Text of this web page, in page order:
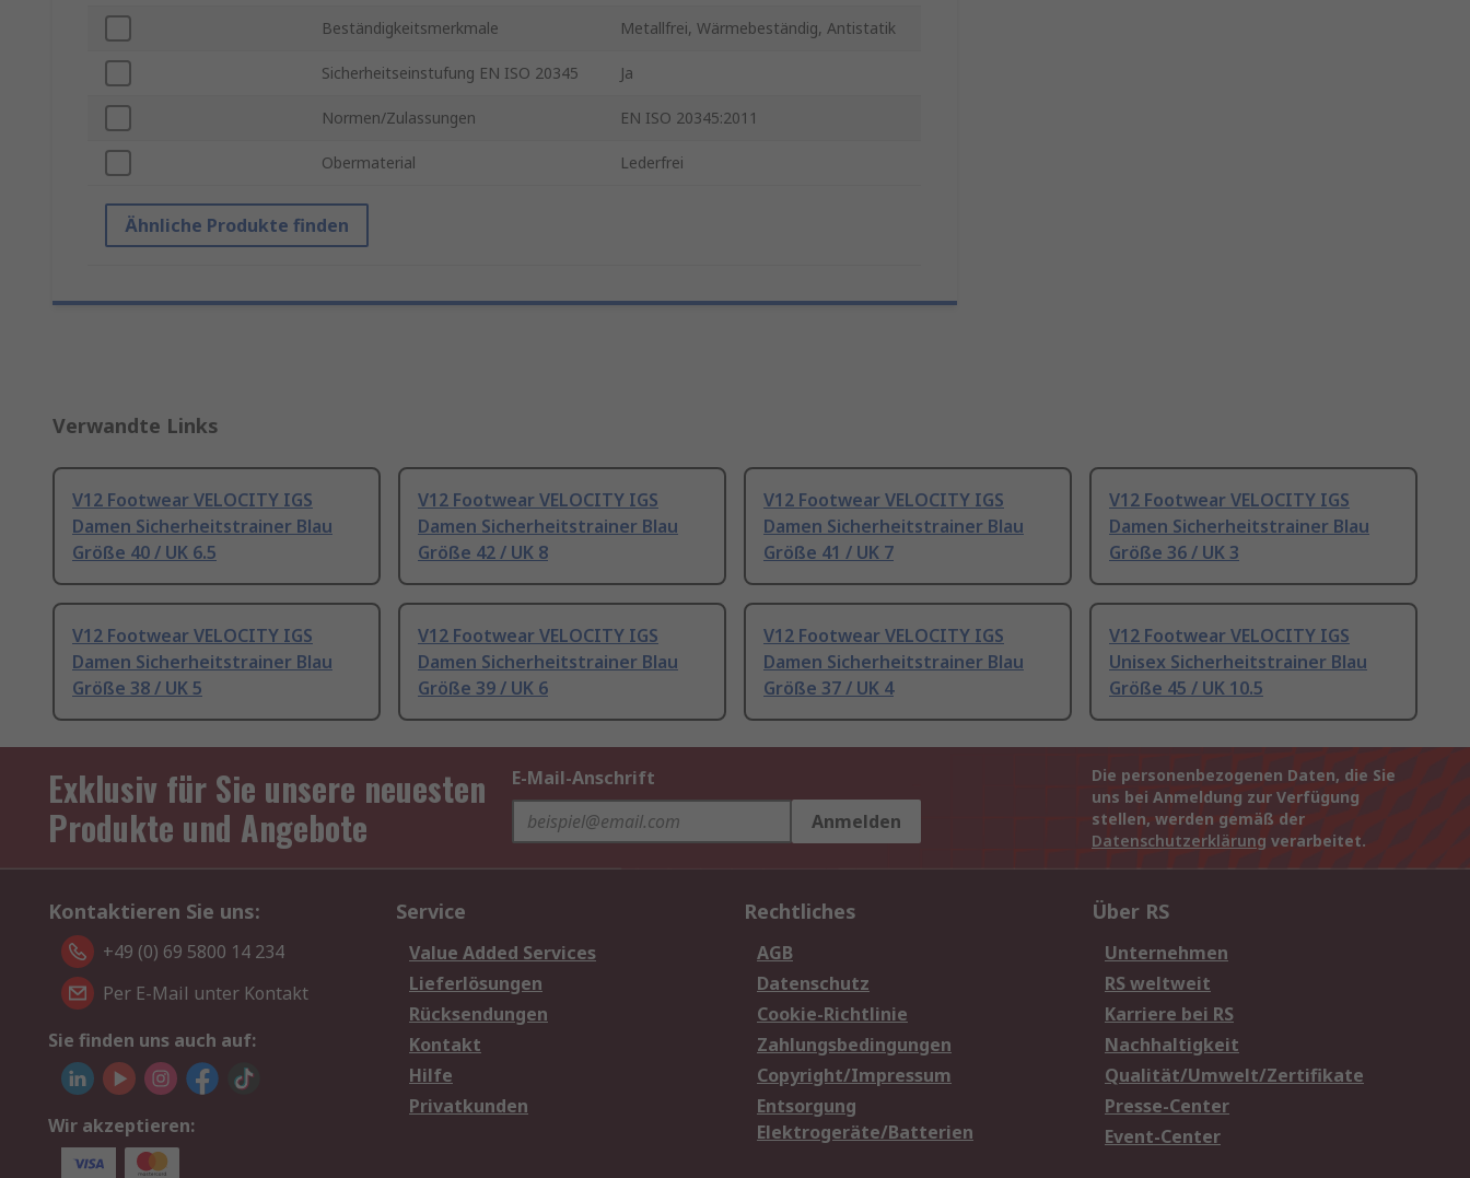
Beständigkeitsmerkmale Metallfrei, Wärmebeständig, Antistatik
Sicherheitseinstufung EN ISO 20345 Ja
Normen/Zulassungen EN ISO 20345:2011
Obermaterial Lederfrei
Ähnliche Produkte finden
Verwandte Links
V12 Footwear VELOCITY IGS
Damen Sicherheitstrainer Blau
Größe 40 / UK 6.5
V12 Footwear VELOCITY IGS
Damen Sicherheitstrainer Blau
Größe 42 / UK 8
V12 Footwear VELOCITY IGS
Damen Sicherheitstrainer Blau
Größe 41 / UK 7
V12 Footwear VELOCITY IGS
Damen Sicherheitstrainer Blau
Größe 36 / UK 3
V12 Footwear VELOCITY IGS
Damen Sicherheitstrainer Blau
Größe 38 / UK 5
V12 Footwear VELOCITY IGS
Damen Sicherheitstrainer Blau
Größe 39 / UK 6
V12 Footwear VELOCITY IGS
Damen Sicherheitstrainer Blau
Größe 37 / UK 4
V12 Footwear VELOCITY IGS
Unisex Sicherheitstrainer Blau
Größe 45 / UK 10.5
Exklusiv für Sie unsere neuesten
Produkte und Angebote
E-Mail-Anschrift
Anmelden
Die personenbezogenen Daten, die Sie
uns bei Anmeldung zur Verfügung
stellen, werden gemäß der
Datenschutzerklärung verarbeitet.
Kontaktieren Sie uns:
+49 (0) 69 5800 14 234
Per E-Mail unter Kontakt
Sie finden uns auch auf:
Wir akzeptieren:
Service
Value Added Services
Lieferlösungen
Rücksendungen
Kontakt
Hilfe
Privatkunden
Rechtliches
AGB
Datenschutz
Cookie-Richtlinie
Zahlungsbedingungen
Copyright/Impressum
Entsorgung
Elektrogeräte/Batterien
Über RS
Unternehmen
RS weltweit
Karriere bei RS
Nachhaltigkeit
Qualität/Umwelt/Zertifikate
Presse-Center
Event-Center